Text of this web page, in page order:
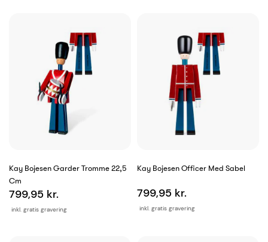
Kay Bojesen Garder Tromme 22,5
Cm
inkl. gratis gravering
799,95 kr.
Kay Bojesen Officer Med Sabel
inkl. gratis gravering
799,95 kr.